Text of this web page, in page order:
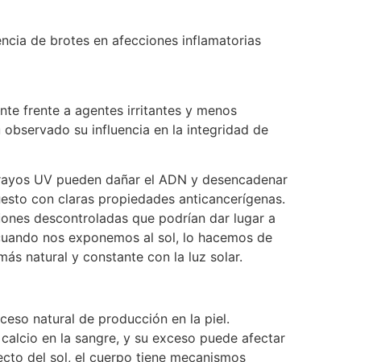
de brotes en afecciones inflamatorias
frente a agentes irritantes y menos
su influencia en la integridad de
UV pueden dañar el ADN y desencadenar
con claras propiedades anticancerígenas.
descontroladas que podrían dar lugar a
nos exponemos al sol, lo hacemos de
natural y constante con la luz solar.
natural de producción en la piel.
en la sangre, y su exceso puede afectar
del sol, el cuerpo tiene mecanismos